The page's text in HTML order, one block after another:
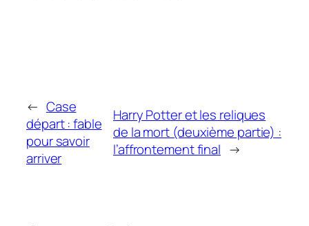
← Case
départ : fable
pour savoir
arriver
Harry Potter et les reliques
de la mort (deuxième partie) :
l’affrontement final →